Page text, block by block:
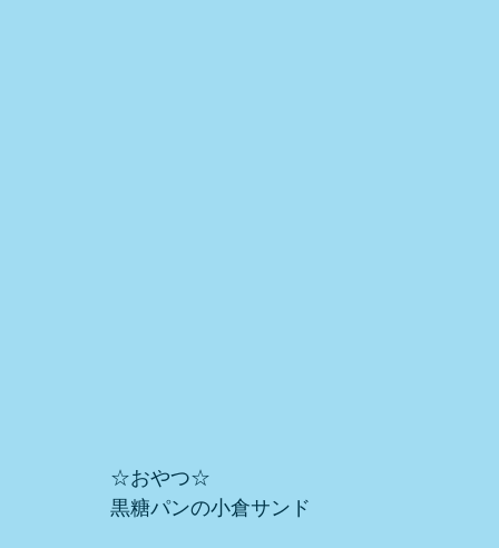
☆おやつ☆
黒糖パンの小倉サンド